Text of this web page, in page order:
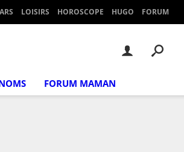
LOISIRS HOROSCOPE HUGO FORUM
FORUM MAMAN